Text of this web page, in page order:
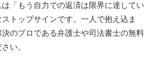
「もう自力での返済は限界に達してい
トップサインです。一人で抱え込ま
のプロである弁護士や司法書士の無料
い。